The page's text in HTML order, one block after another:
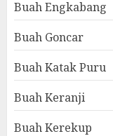
Buah Engkabang
Buah Goncar
Buah Katak Puru
Buah Keranji
Buah Kerekup